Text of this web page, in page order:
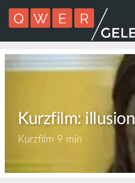
Kurzfilm: illusion
Kurzfilm 9 min